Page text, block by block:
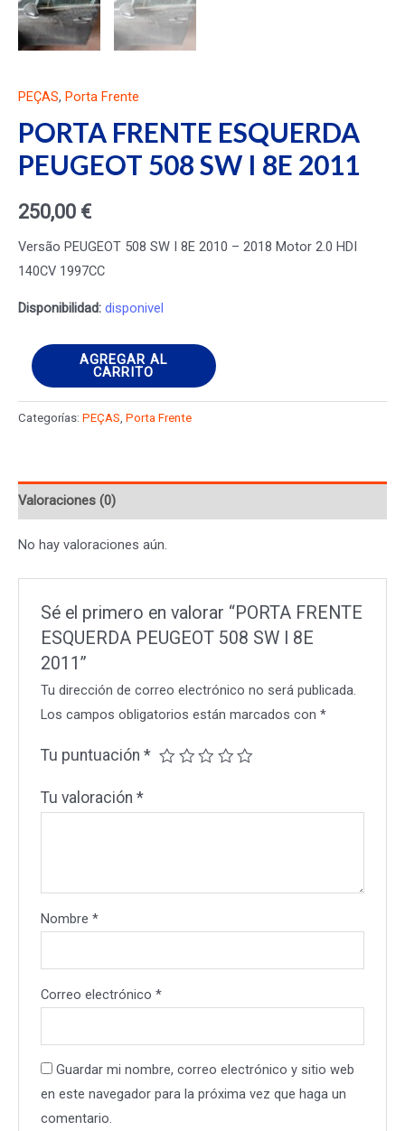
PEÇAS, Porta Frente
PORTA FRENTE ESQUERDA
PEUGEOT 508 SW I 8E 2011
250,00 €
Versão PEUGEOT 508 SW I 8E 2010 – 2018 Motor 2.0 HDI
140CV 1997CC
Disponibilidad: disponivel
PORTA
FRENTE
ESQUERDA
PEUGEOT
I
2011
cantidad
AGREGAR AL
CARRITO
Categorías: PEÇAS, Porta Frente
Valoraciones (0)
No hay valoraciones aún.
Sé el primero en valorar “PORTA FRENTE
ESQUERDA PEUGEOT 508 SW I 8E
2011”
Tu dirección de correo electrónico no será publicada.
Los campos obligatorios están marcados con*
Tu puntuación*
Tu valoración*
Nombre*
Correo electrónico*
Guardar mi nombre, correo electrónico y sitio web
en este navegador para la próxima vez que haga un
comentario.